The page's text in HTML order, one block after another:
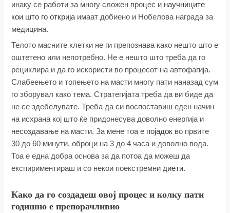
инаку се работи за многу сложен процес и научниците
кои што го открија имаат добиено и Нобелова награда за
медицина.
Телото масните клетки не ги препознава како нешто што е
оштетено или непотребно. Не е нешто што треба да го
рециклира и да го искористи во процесот на автофагија.
Слабеењето и топењето на масти многу пати наназад сум
го зборувал како тема. Стратегијата треба да ви биде да
не се здебелувате. Треба да си воспоставиш еден начин
на исхрана кој што ќе придонесува доволно енергија и
несоздавање на масти. За мене тоа е појадок во првите
30 до 60 минути, оброци на 3 до 4 часа и доволно вода.
Тоа е една добра основа за да потоа да можеш да
експириментираш и со некои поекстремнидиети.
Како да го создадеш овој процес и колку пати
годишно е препорачливио